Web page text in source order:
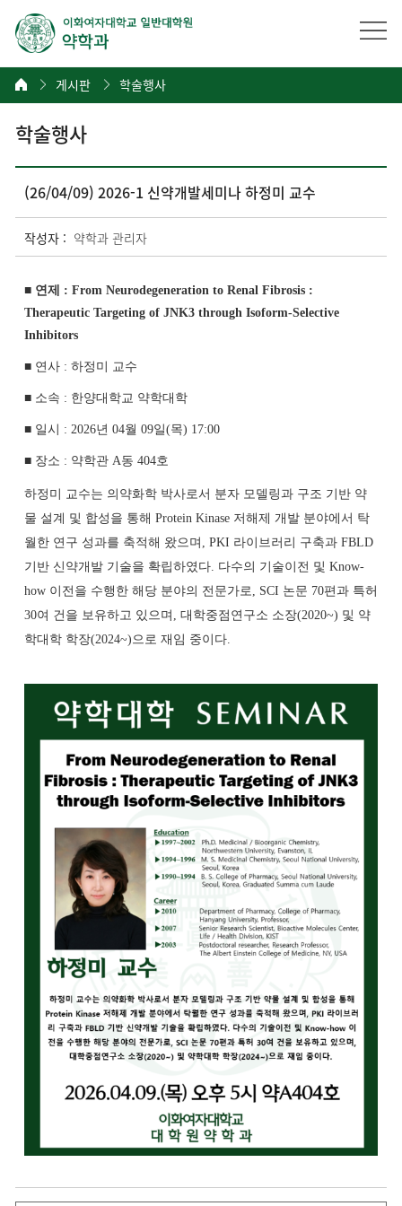
게시판 학술행사
학술행사
(26/04/09) 2026-1 신약개발세미나 하정미 교수
작성자 : 약학과 관리자
■ 연제 : From Neurodegeneration to Renal Fibrosis :
Therapeutic Targeting of JNK3 through Isoform-Selective
Inhibitors
■ 연사 : 하정미 교수
■ 소속 : 한양대학교 약학대학
■ 일시 : 2026년 04월 09일(목) 17:00
■ 장소 : 약학관 A동 404호
하정미 교수는 의약화학 박사로서 분자 모델링과 구조 기반 약
물 설계 및 합성을 통해 Protein Kinase 저해제 개발 분야에서 탁
월한 연구 성과를 축적해 왔으며, PKI 라이브러리 구축과 FBLD
기반 신약개발 기술을 확립하였다. 다수의 기술이전 및 Know-
how 이전을 수행한 해당 분야의 전문가로, SCI 논문 70편과 특허
30여 건을 보유하고 있으며, 대학중점연구소 소장(2020~) 및 약
학대학 학장(2024~)으로 재임 중이다.